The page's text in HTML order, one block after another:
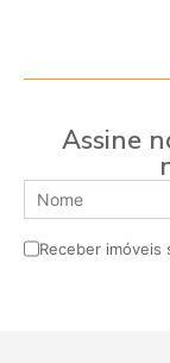
Assine
Receber imóveis